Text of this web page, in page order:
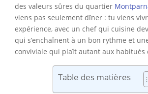
des valeurs sûres du quartier
viens pas seulement dîner : tu viens
expérience, avec un chef qui cuisine
qui s’enchaînent à un bon rythme et
conviviale qui plaît autant aux habitués
Table des matières